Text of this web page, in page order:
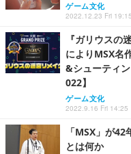
ゲーム文化
2022.12.23 Fri 19:15
『ガリウス
によりMSX名
&シューティ
022】
ゲーム文化
2022.9.16 Fri 14:25
「MSX」が
とは何か